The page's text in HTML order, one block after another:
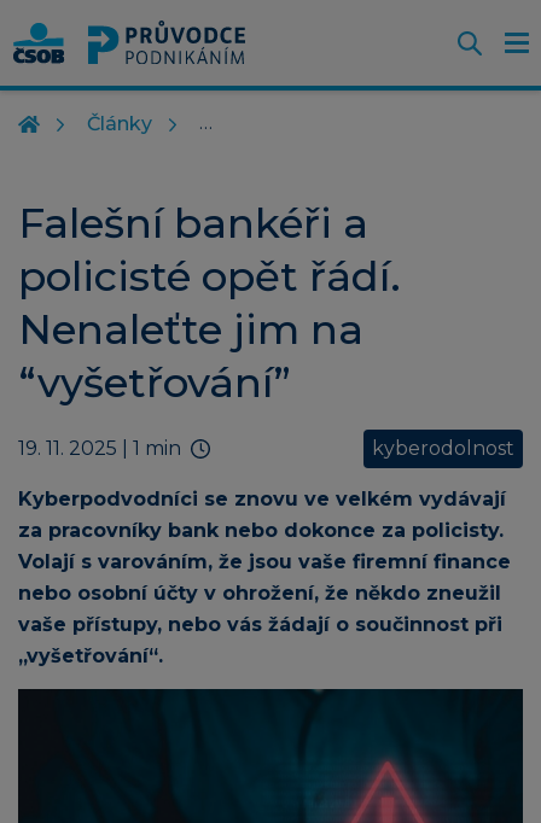
Články
Falešní bankéři a
policisté opět řádí.
Nenaleťte jim na
“vyšetřování”
19. 11. 2025 | 1 min kyberodolnost
Kyberpodvodníci se znovu ve velkém vydávají
za pracovníky bank nebo dokonce za policisty.
Volají s varováním, že jsou vaše firemní finance
nebo osobní účty v ohrožení, že někdo zneužil
vaše přístupy, nebo vás žádají o součinnost při
„vyšetřování“.